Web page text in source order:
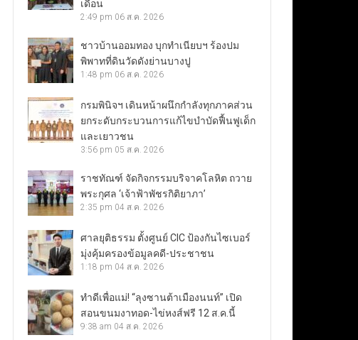
เดือน
2:49 pm 06 ส.ค. 2026
ชาวบ้านออมทอง บุกทำเนียบฯ ร้องปม
พิพาทที่ดินวัดดังย่านบางปู
1:48 pm 06 ส.ค. 2026
กรมพินิจฯ เดินหน้าผนึกกำลังทุกภาคส่วน
ยกระดับกระบวนการแก้ไขบำบัดฟื้นฟูเด็ก
และเยาวชน
3:56 pm 05 ส.ค. 2026
ราชทัณฑ์ จัดกิจกรรมบริจาคโลหิต ถวาย
พระกุศล ‘เจ้าฟ้าพัชรกิติยาภา’
2:35 pm 04 ส.ค. 2026
ศาลยุติธรรม ตั้งศูนย์ CIC ป้องกันไซเบอร์
มุ่งคุ้มครองข้อมูลคดี-ประชาชน
1:18 pm 04 ส.ค. 2026
ทำดีเพื่อแม่! “ลุงซานต้าเมืองนนท์” เปิด
สอนขนมงาทอด-ไข่หงส์ฟรี 12 ส.ค.นี้
9:38 am 04 ส.ค. 2026